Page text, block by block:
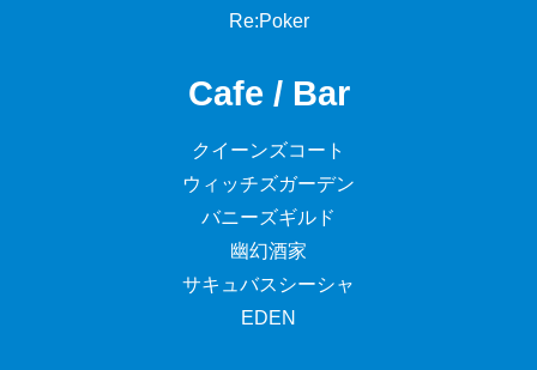
Re:Poker
Cafe / Bar
クイーンズコート
ウィッチズガーデン
バニーズギルド
幽幻酒家
サキュバスシーシャ
EDEN